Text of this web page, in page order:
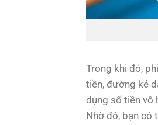
Trong khi đó,
tiền, đường kẻ
dụng số tiền vô
Nhờ đó, bạn có